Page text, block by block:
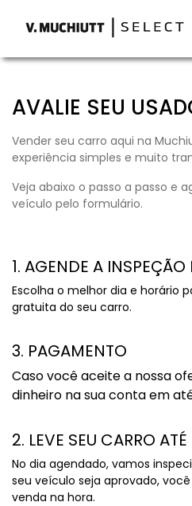
AVALIE SEU
Vender seu carro aqui na
experiência simples e muito
Veja abaixo o passo a passo e
veículo pelo formulário.
1. AGENDE A
Escolha o melhor dia e horário
gratuita do seu carro.
3. PAGAMENTO
Caso você aceite a nossa
dinheiro na sua conta em
2. LEVE SEU CARRO
No dia agendado, vamos
seu veículo seja aprovado,
venda na hora.